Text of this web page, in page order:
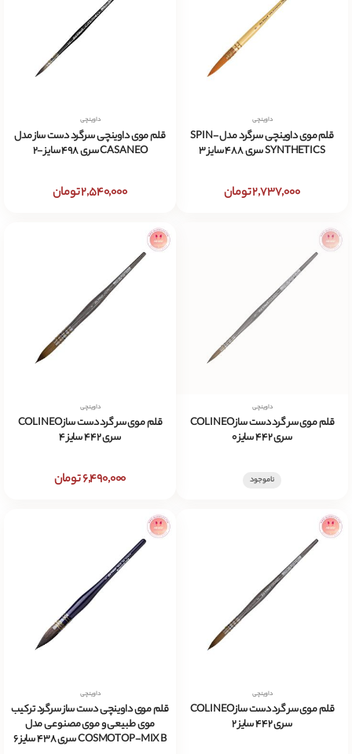
داوینچی
قلم موی داوینچی سرگرد مدل SPIN-
SYNTHETICS سری 488 سایز 3
2,737,000 تومان
داوینچی
قلم موی داوینچی سرگرد دست ساز مدل
CASANEO سری 498 سایز -2
2,540,000 تومان
داوینچی
قلم موی سر گرد دست ساز COLINEO
سری 442 سایز 0
ناموجود
داوینچی
قلم موی سر گرد دست ساز COLINEO
سری 442 سایز 4
6,490,000 تومان
داوینچی
قلم موی سر گرد دست ساز COLINEO
سری 442 سایز 2
داوینچی
قلم موی داوینچی دست ساز سرگرد ترکیب
موی طبیعی و موی مصنوعی مدل
COSMOTOP-MIX B سری 438 سایز 6